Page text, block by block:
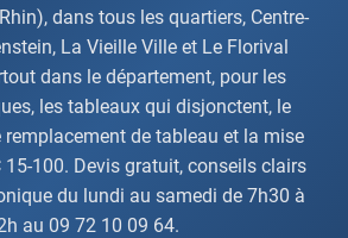
dans tous les quartiers, Centre-
La Vieille Ville et Le Florival
dans le département, pour les
les tableaux qui disjonctent, le
remplacement de tableau et la mise
15-100. Devis gratuit, conseils clairs
du lundi au samedi de 7h30 à
au 09 72 10 09 64.